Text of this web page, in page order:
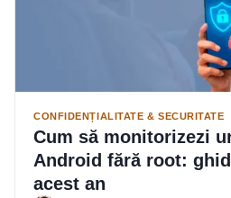
CONFIDENȚIALITATE & SECURITATE
Cum să monitorizezi
Android fără root:
acest an